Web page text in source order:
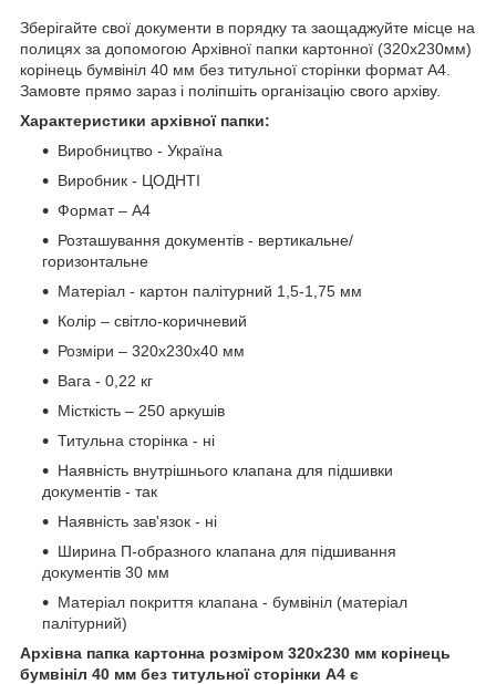
Зберігайте свої документи в порядку та заощаджуйте місце на
полицях за допомогою Архівної папки картонної (320x230мм)
корінець бумвініл 40 мм без титульної сторінки формат А4.
Замовте прямо зараз і поліпшіть організацію свого архіву.
Характеристики архівної папки:
Виробництво - Україна
Виробник - ЦОДНТІ
Формат – А4
Розташування документів - вертикальне/
горизонтальне
Матеріал - картон палітурний 1,5-1,75 мм
Колір – світло-коричневий
Розміри – 320x230x40 мм
Вага - 0,22 кг
Місткість – 250 аркушів
Титульна сторінка - ні
Наявність внутрішнього клапана для підшивки
документів - так
Наявність зав'язок - ні
Ширина П-образного клапана для підшивання
документів 30 мм
Матеріал покриття клапана - бумвініл (матеріал
палітурний)
Архівна папка картонна розміром 320x230 мм корінець
бумвініл 40 мм без титульної сторінки А4 є